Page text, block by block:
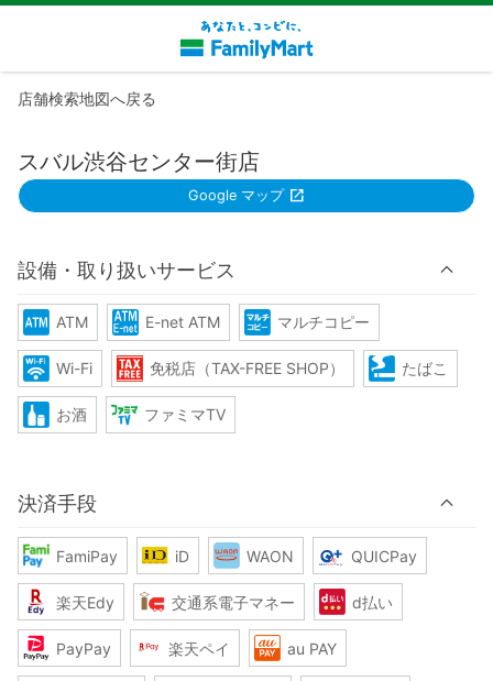
店舗検索地図へ戻る
スバル渋谷センター街店
Google マップ
設備・取り扱いサービス
ATM E-net ATM マルチコピー
Wi-Fi 免税店（TAX-FREE SHOP） たばこ
お酒 ファミマTV
決済手段
FamiPay iD WAON QUICPay
楽天Edy 交通系電子マネー d払い
PayPay 楽天ペイ au PAY